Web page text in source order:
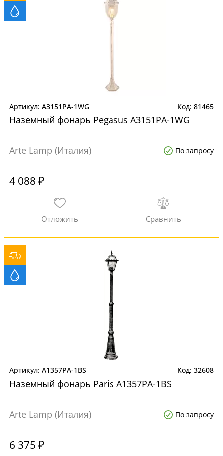
A3151PA-1WG 81465
Наземный фонарь Pegasus A3151PA-1WG
Arte Lamp (Италия) По запросу
4 088 ₽
A1357PA-1BS 32608
Наземный фонарь Paris A1357PA-1BS
Arte Lamp (Италия) По запросу
6 375 ₽